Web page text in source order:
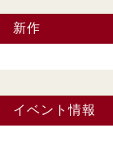
新作
イベント情報